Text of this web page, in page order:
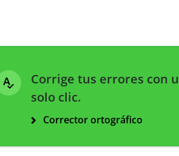
Corrige tus errores con
solo clic.
Corrector ortográfico